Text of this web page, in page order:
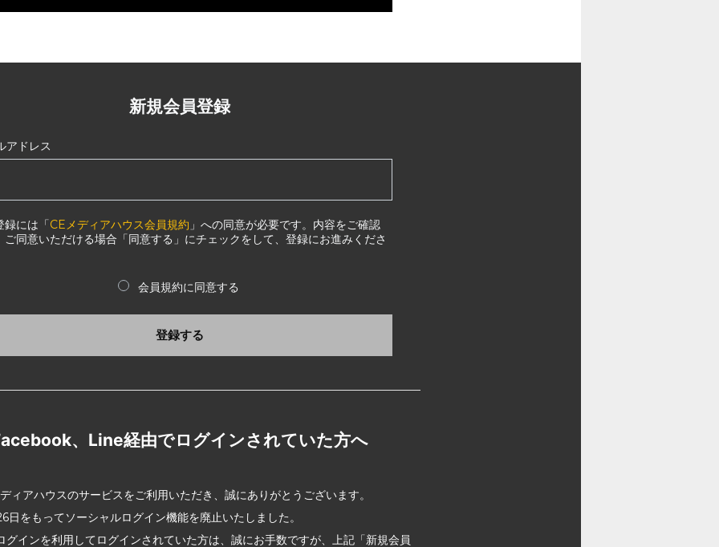
新規会員登録
アドレス
録には「CEメディアハウス会員規約 」への同意が必要です。内容をご確認
ご同意いただける場合「同意する」にチェックをして、登録にお進みくださ
会員規約に同意する
登録する
、Line経由でログインされていた方へ
ィアハウスのサービスをご利用いただき、誠にありがとうございます。
日をもってソーシャルログイン機能を廃止いたしました。
グインを利用してログインされていた方は、誠にお手数ですが、上記「新規会員